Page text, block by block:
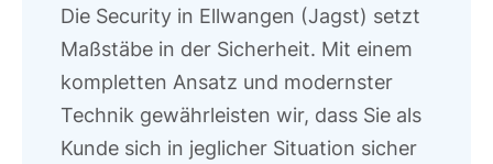
Die Security in Ellwangen (Jagst) setzt
Maßstäbe in der Sicherheit. Mit einem
kompletten Ansatz und modernster
Technik gewährleisten wir, dass Sie als
Kunde sich in jeglicher Situation sicher